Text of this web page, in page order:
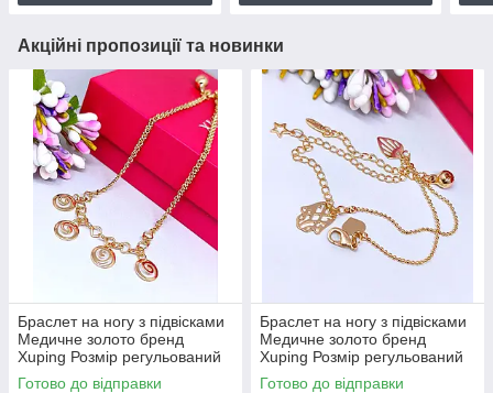
Акційні пропозиції та новинки
Браслет на ногу з підвісками
Медичне золото бренд
Xuping Розмір регульований
24-29 см код 5849
Готово до відправки
Браслет на ногу з підвісками
Медичне золото бренд
Xuping Розмір регульований
24-28 см код 5850
Готово до відправки